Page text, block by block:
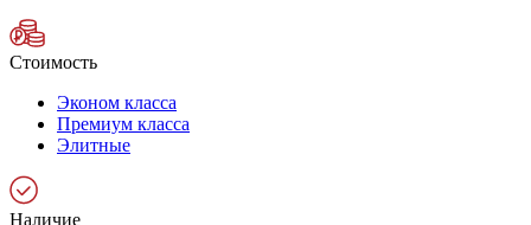
Стоимость
Эконом класса
Премиум класса
Элитные
Наличие